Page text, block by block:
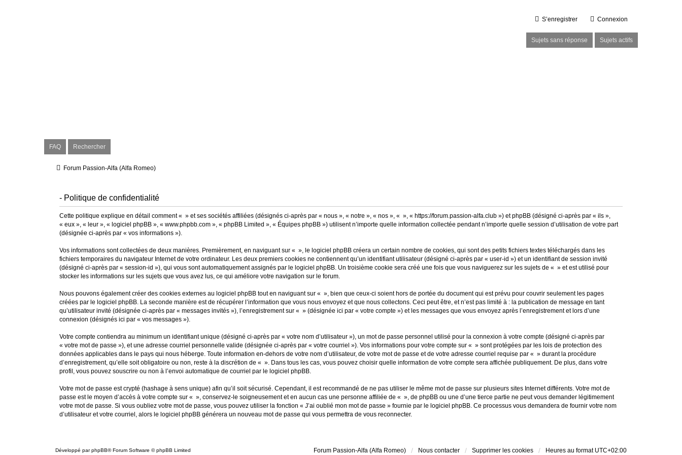
Connexion
S’enregistrer
Sujets sans réponse Sujets actifs
FAQ Rechercher
Forum Passion-Alfa (Alfa Romeo)
- Politique de confidentialité
Cette politique explique en détail comment « » et ses sociétés affiliées (désignés ci-après par « nous », « notre », « nos », « », « https://forum.passion-alfa.club ») et phpBB (désigné ci-après par « ils »,
« eux », « leur », « logiciel phpBB », « www.phpbb.com », « phpBB Limited », « Équipes phpBB ») utilisent n’importe quelle information collectée pendant n’importe quelle session d’utilisation de votre part
(désignée ci-après par « vos informations »).
Vos informations sont collectées de deux manières. Premièrement, en naviguant sur « », le logiciel phpBB créera un certain nombre de cookies, qui sont des petits fichiers textes téléchargés dans les
fichiers temporaires du navigateur Internet de votre ordinateur. Les deux premiers cookies ne contiennent qu’un identifiant utilisateur (désigné ci-après par « user-id ») et un identifiant de session invité
(désigné ci-après par « session-id »), qui vous sont automatiquement assignés par le logiciel phpBB. Un troisième cookie sera créé une fois que vous naviguerez sur les sujets de « » et est utilisé pour
stocker les informations sur les sujets que vous avez lus, ce qui améliore votre navigation sur le forum.
Nous pouvons également créer des cookies externes au logiciel phpBB tout en naviguant sur « », bien que ceux-ci soient hors de portée du document qui est prévu pour couvrir seulement les pages
créées par le logiciel phpBB. La seconde manière est de récupérer l’information que vous nous envoyez et que nous collectons. Ceci peut être, et n’est pas limité à : la publication de message en tant
qu’utilisateur invité (désignée ci-après par « messages invités »), l’enregistrement sur « » (désignée ici par « votre compte ») et les messages que vous envoyez après l’enregistrement et lors d’une
connexion (désignés ici par « vos messages »).
Votre compte contiendra au minimum un identifiant unique (désigné ci-après par « votre nom d’utilisateur »), un mot de passe personnel utilisé pour la connexion à votre compte (désigné ci-après par
« votre mot de passe »), et une adresse courriel personnelle valide (désignée ci-après par « votre courriel »). Vos informations pour votre compte sur « » sont protégées par les lois de protection des
données applicables dans le pays qui nous héberge. Toute information en-dehors de votre nom d’utilisateur, de votre mot de passe et de votre adresse courriel requise par « » durant la procédure
d’enregistrement, qu’elle soit obligatoire ou non, reste à la discrétion de « ». Dans tous les cas, vous pouvez choisir quelle information de votre compte sera affichée publiquement. De plus, dans votre
profil, vous pouvez souscrire ou non à l’envoi automatique de courriel par le logiciel phpBB.
Votre mot de passe est crypté (hashage à sens unique) afin qu’il soit sécurisé. Cependant, il est recommandé de ne pas utiliser le même mot de passe sur plusieurs sites Internet différents. Votre mot de
passe est le moyen d’accès à votre compte sur « », conservez-le soigneusement et en aucun cas une personne affiliée de « », de phpBB ou une d’une tierce partie ne peut vous demander légitimement
votre mot de passe. Si vous oubliez votre mot de passe, vous pouvez utiliser la fonction « J’ai oublié mon mot de passe » fournie par le logiciel phpBB. Ce processus vous demandera de fournir votre nom
d’utilisateur et votre courriel, alors le logiciel phpBB générera un nouveau mot de passe qui vous permettra de vous reconnecter.
Forum Passion-Alfa (Alfa Romeo) Nous contacter Supprimer les cookies Heures au format UTC+02:00
Développé parphpBB® Forum Software © phpBB Limited